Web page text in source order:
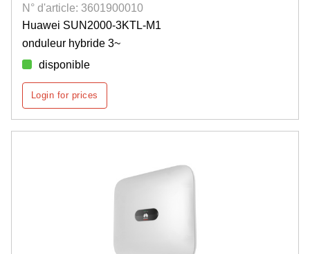
N° d'article: 3601900010
Huawei SUN2000-3KTL-M1
onduleur hybride 3~
disponible
Login for prices